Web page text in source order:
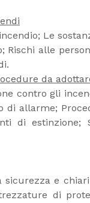
Le
Rischi alle
da
contro gli
allarme;
di estinzione;
sicurezza e
di